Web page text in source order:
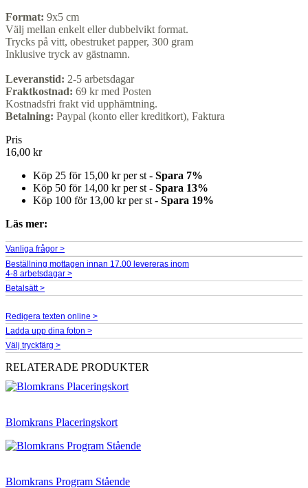
Format: 9x5 cm
Välj mellan enkelt eller dubbelvikt format.
Trycks på vitt, obestruket papper, 300 gram
Inklusive tryck av gästnamn.
Leveranstid: 2-5 arbetsdagar
Fraktkostnad: 69 kr med Posten
Kostnadsfri frakt vid upphämtning.
Betalning: Paypal (konto eller kreditkort), Faktura
Pris
16,00 kr
Köp 25 för 15,00 krper st - Spara 7%
Köp 50 för 14,00 krper st - Spara 13%
Köp 100 för 13,00 krper st - Spara 19%
Läs mer:
Vanliga frågor >
Beställning mottagen innan 17.00 levereras inom
4-8 arbetsdagar >
Betalsätt >
Redigera texten online >
Ladda upp dina foton >
Välj tryckfärg >
RELATERADE PRODUKTER
Blomkrans Placeringskort
Blomkrans Program Stående